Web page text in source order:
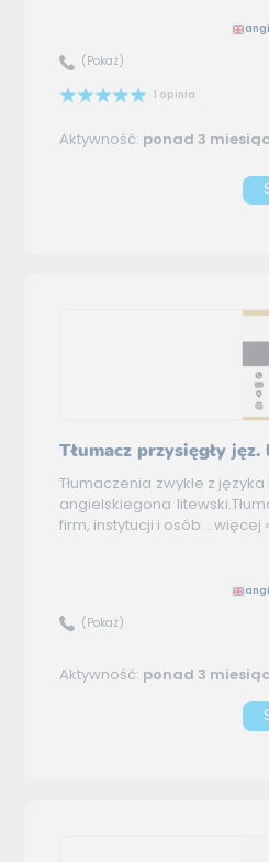
(Pokaż)
1 opinia
Aktywność: ponad 3
Tłumacz przysięgły
Tłumaczenia zwykłe z
angielskiegona
firm, instytucji i osób... więcej »
(Pokaż)
Aktywność: ponad 3